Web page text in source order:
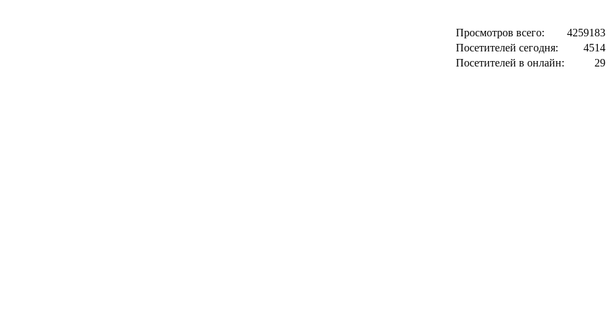
Просмотров всего:
4259183
Посетителей сегодня:
4514
Посетителей в онлайн:
29